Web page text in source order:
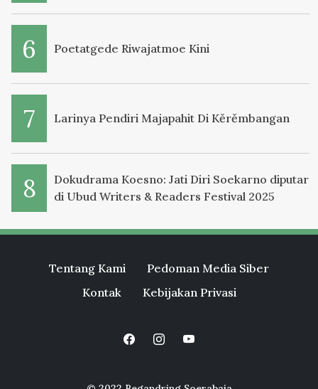
Poetatgede Riwajatmoe Kini
Larinya Pendiri Majapahit Di Kěrěmbangan
Dokudrama Koesno: Jati Diri Soekarno diputar
di Ubud Writers & Readers Festival 2025
Tentang Kami
Pedoman Media Siber
Kontak
Kebijakan Privasi